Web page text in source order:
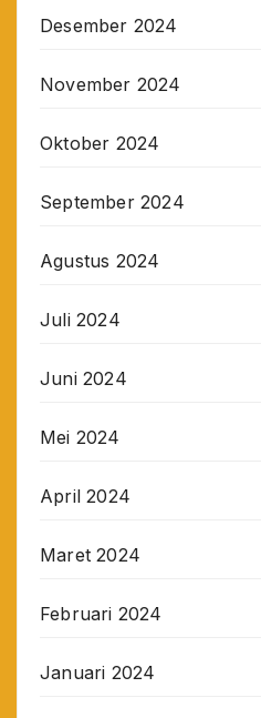
Desember 2024
November 2024
Oktober 2024
September 2024
Agustus 2024
Juli 2024
Juni 2024
Mei 2024
April 2024
Maret 2024
Februari 2024
Januari 2024